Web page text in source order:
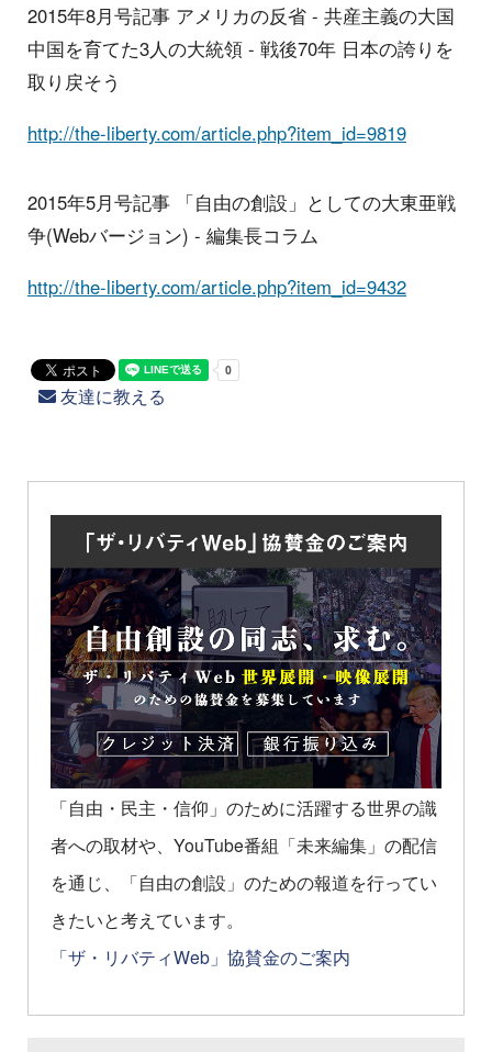
2015年8月号記事 アメリカの反省 - 共産主義の大国
中国を育てた3人の大統領 - 戦後70年 日本の誇りを
取り戻そう
http://the-liberty.com/article.php?item_id=9819
2015年5月号記事 「自由の創設」としての大東亜戦
争(Webバージョン) - 編集長コラム
http://the-liberty.com/article.php?item_id=9432
友達に教える
「自由・民主・信仰」のために活躍する世界の識
者への取材や、YouTube番組「未来編集」の配信
を通じ、「自由の創設」のための報道を行ってい
きたいと考えています。
「ザ・リバティWeb」協賛金のご案内